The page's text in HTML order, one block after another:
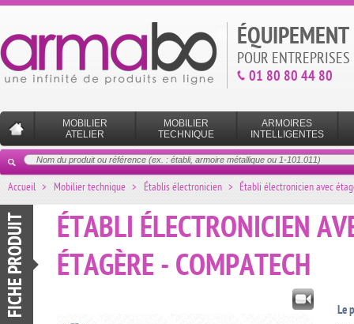
POUR
01 80 80 44 80
MOBILIER
ATELIER
MOBILIER
TECHNIQUE
ARMOIRES
INTELLIGENTES
Accueil > Mobilier technique > Établis électronicien > Établi électronicien avec
FICHE PRODUIT
ÉTABLI ÉLECTRONICIEN
ÉTAGÈRE - COMPATECH
Le